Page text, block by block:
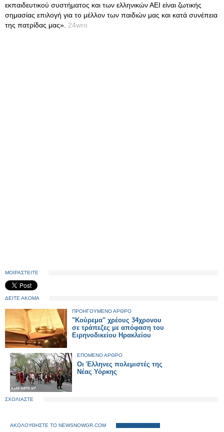
εκπαιδευτικού συστήματος και των ελληνικών ΑΕΙ είναι ζωτικής
σημασίας επιλογή για το μέλλον των παιδιών μας και κατά συνέπεια
της πατρίδας μας». 24wro
ΜΟΙΡΑΣΤΕΙΤΕ
ΔΕΙΤΕ ΑΚΟΜΑ
ΠΡΟΗΓΟΥΜΕΝΟ ΑΡΘΡΟ
"Κούρεμα" χρέους 34χρονου
σε τράπεζες με απόφαση του
Ειρηνοδικείου Ηρακλείου
ΕΠΟΜΕΝΟ ΑΡΘΡΟ
Οι Έλληνες πολεμιστές της
Νέας Υόρκης
ΣΧΟΛΙΑΣΤΕ
ΑΚΟΛΟΥΘΗΣΤΕ ΤΟ NEWSNOWGR.COM